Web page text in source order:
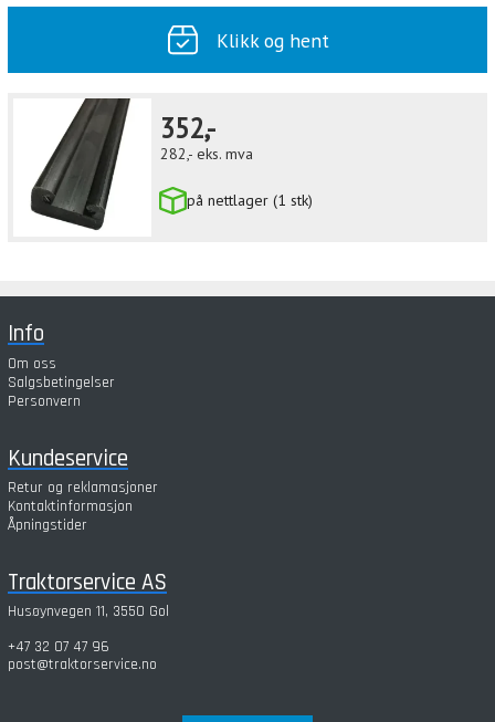
Klikk og hent
352,-
282,- eks. mva
på nettlager (1 stk)
Info
Om oss
Salgsbetingelser
Personvern
Kundeservice
Retur og reklamasjoner
Kontaktinformasjon
Åpningstider
Traktorservice AS
Husøynvegen 11, 3550 Gol
+47 32 07 47 96
post@traktorservice.no